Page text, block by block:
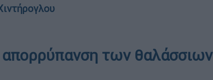
των θαλάσσιων